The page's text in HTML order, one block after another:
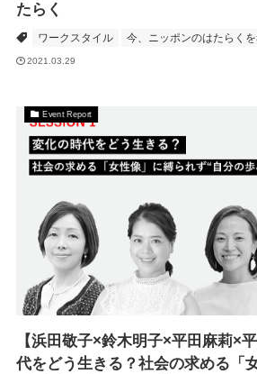
たらく
ワークスタイル 今、ニッポンのはたらく
2021.03.29
Event Report
【浜田敬子×鈴木明子×平田麻莉×
代をどう生きる？社会の求める「